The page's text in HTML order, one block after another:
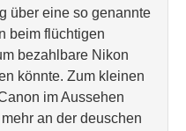
über eine so genannte
beim flüchtigen
bezahlbare Nikon
könnte. Zum kleinen
im Aussehen
an der deuschen